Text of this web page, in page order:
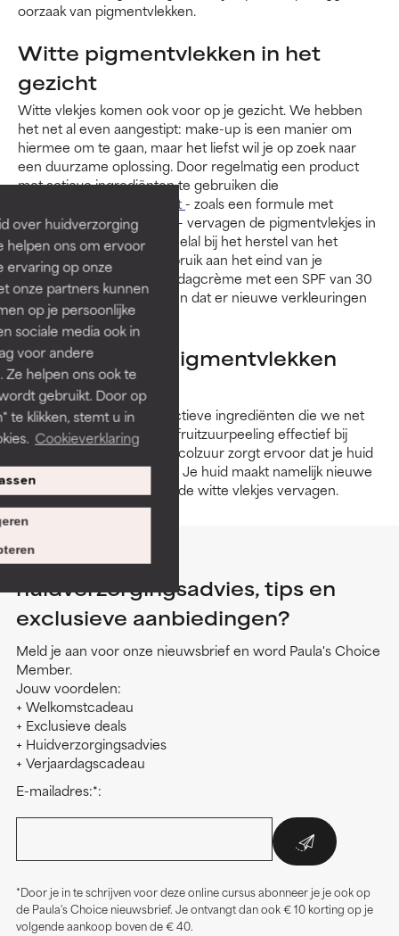
over huidverzorging
helpen ons om ervoor
ervaring op onze
onze partners kunnen
op je persoonlijke
sociale media ook in
voor andere
helpen ons ook te
gebruikt. Door op
te klikken, stemt u in
Cookieverklaring
oorzaak van pigmentvlekken.
Witte pigmentvlekken in het
gezicht
Witte vlekjes komen ook voor op je gezicht. We hebben
het net al even aangestipt: make-up is een manier om
hiermee om te gaan, maar het liefst wil je op zoek naar
een duurzame oplossing. Door regelmatig een product
met actieve ingrediënten te gebruiken die
huidverkleuringen aanpakt- zoals een formule met
bakuchiol en niacinamide - vervagen de pigmentvlekjes in
je gezicht. Retinol helpt veelal bij het herstel van het
pigment in je gezicht. Gebruik aan het eind van je
ochtendroutine altijd een dagcrème met een SPF van 30
of hoger, om te voorkomen dat er nieuwe verkleuringen
ontstaan.
Kunnen witte pigmentvlekken
verdwijnen?
Naast een product met actieve ingrediënten die we net
hebben genoemd, is een fruitzuurpeeling effectief bij
witte pigmentvlekken. Glucolzuur zorgt ervoor dat je huid
gladder en zachter wordt. Je huid maakt namelijk nieuwe
huidcellen aan, waardoor de witte vlekjes vervagen.
Wil je meer
huidverzorgingsadvies, tips en
exclusieve aanbiedingen?
Meld je aan voor onze nieuwsbrief en word Paula's Choice
Member.
Jouw voordelen:
+ Welkomstcadeau
+ Exclusieve deals
+ Huidverzorgingsadvies
+ Verjaardagscadeau
E-mailadres:*:
*Door je in te schrijven voor deze online cursus abonneer je je ook op
de Paula's Choice nieuwsbrief. Je ontvangt dan ook € 10 korting op je
volgende aankoop boven de € 40.